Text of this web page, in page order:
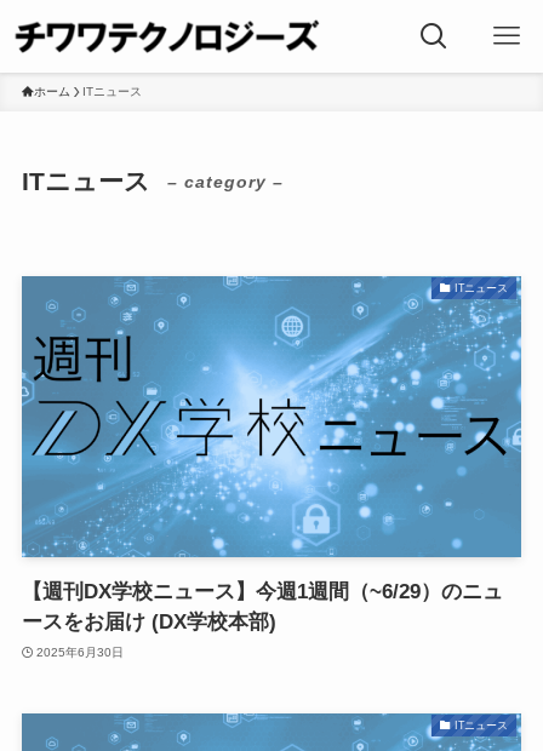
ホーム ITニュース
ITニュース – category –
ITニュース
【週刊DX学校ニュース】今週1週間（~6/29）のニュ
ースをお届け (DX学校本部)
2025年6月30日
ITニュース